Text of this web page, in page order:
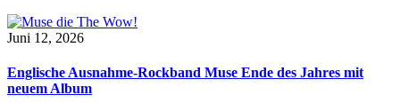
Juni 12, 2026
Englische Ausnahme-Rockband Muse Ende des Jahres mit
neuem Album